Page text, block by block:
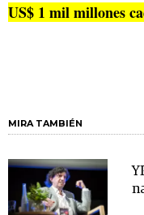
US$ 1 mil millones
MIRA TAMBIÉN